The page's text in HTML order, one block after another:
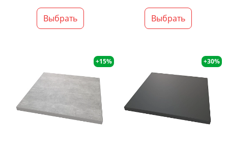
Выбрать Выбрать
+15% +30%